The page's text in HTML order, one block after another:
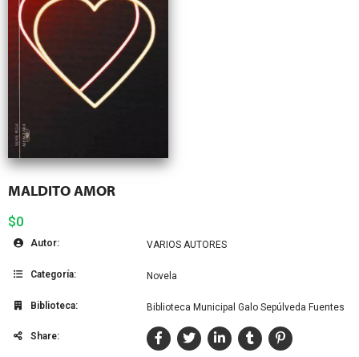
MALDITO AMOR
$0
Autor: VARIOS AUTORES
Categoría: Novela
Biblioteca: Biblioteca Municipal Galo Sepúlveda Fuentes
Share: